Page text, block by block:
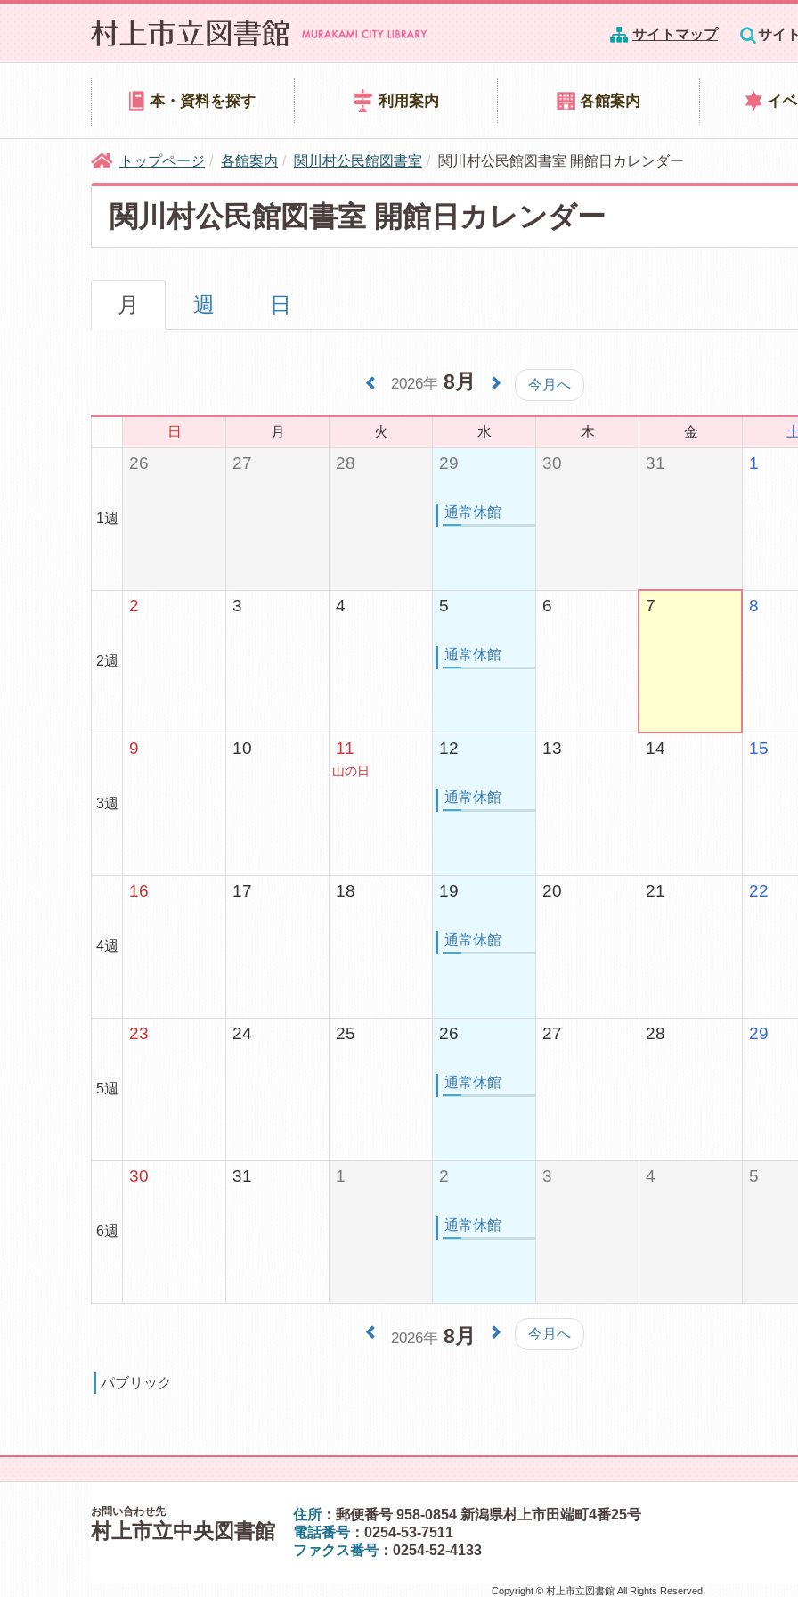
サイトマップ サイ
本・資料を探す 利用案内 各館案内 イ
トップページ 各館案内 関川村公民館図書室 関川村公民館図書室 開館日カレンダー
関川村公民館図書室 開館日カレンダー
月 週 日
2026年 8月 今月へ
日 月 火 水 木 金
1週
26 27 28 29
通常休館
30 31 1
2週
2 3 4 5
通常休館
6 7 8
3週
9 10 11
山の日
12
通常休館
13 14 15
4週
16 17 18 19
通常休館
20 21 22
5週
23 24 25 26
通常休館
27 28 29
6週
30 31 1 2
通常休館
3 4 5
2026年 8月 今月へ
パブリック
お問い合わせ先
村上市立中央図書館
住所 ：郵便番号 958-0854 新潟県村上市田端町4番25号
電話番号 ：0254-53-7511
ファクス番号 ：0254-52-4133
Copyright © 村上市立図書館 All Rights Reserved.